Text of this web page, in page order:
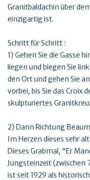
Granitbaldachin über
einzigartig ist.
Schritt für Schritt :
1) Gehen Sie die Gasse
liegen und biegen Sie
den Ort und gehen Sie
vorbei, bis Sie das Croix
skulpturiertes
2) Dann Richtung
Im Herzen dieses sehr
Dieses Grabmal, "Er
Jungsteinzeit (zwischen
ist seit 1929 als